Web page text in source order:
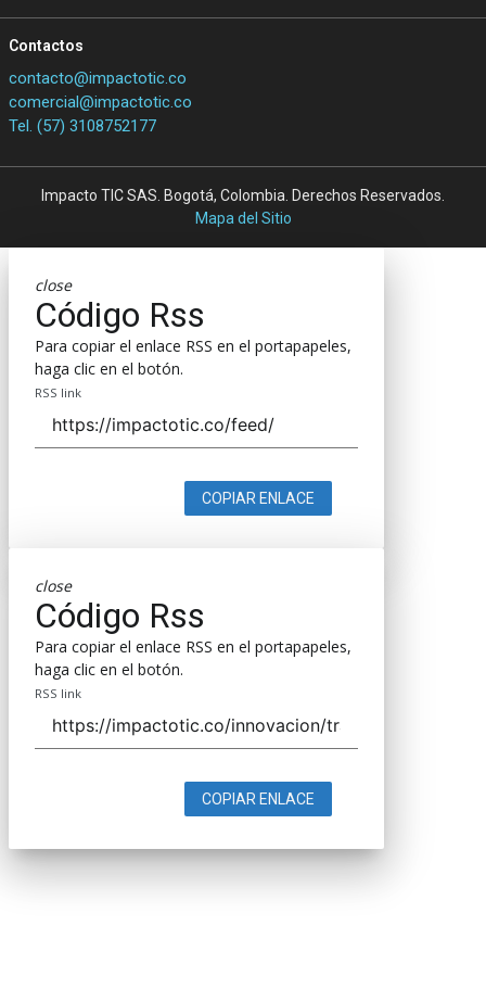
Contactos
contacto@impactotic.co
comercial@impactotic.co
Tel. (57) 3108752177
Impacto TIC SAS. Bogotá, Colombia. Derechos Reservados.
Mapa del Sitio
close
Código Rss
Para copiar el enlace RSS en el portapapeles,
haga clic en el botón.
RSS link
COPIAR ENLACE
close
Código Rss
Para copiar el enlace RSS en el portapapeles,
haga clic en el botón.
RSS link
COPIAR ENLACE